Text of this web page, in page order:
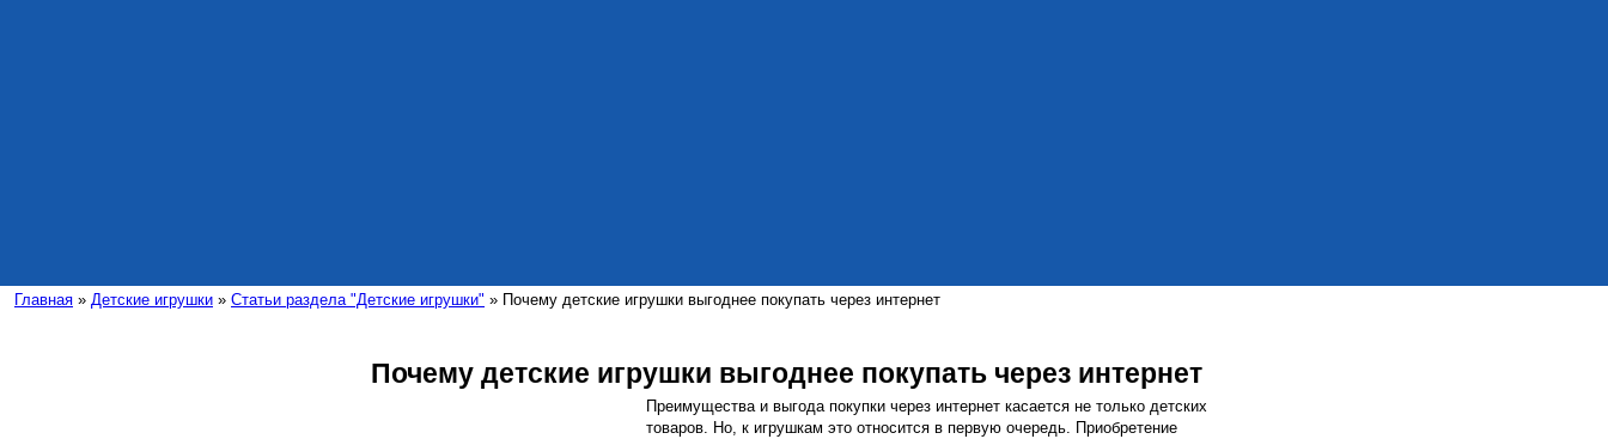
Главная » Детские игрушки » Статьи раздела "Детские игрушки" » Почему детские игрушки выгоднее покупать через интернет
Почему детские игрушки выгоднее покупать через интернет
Преимущества и выгода покупки через интернет касается не только детских
товаров. Но, к игрушкам это относится в первую очередь. Приобретение